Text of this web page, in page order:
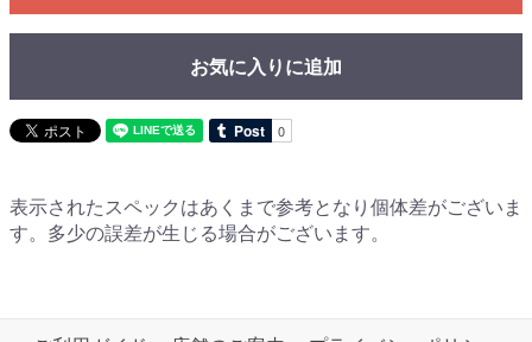
お気に入りに追加
表示されたスペックはあくまで参考となり個体差がございま
す。多少の誤差が生じる場合がございます。